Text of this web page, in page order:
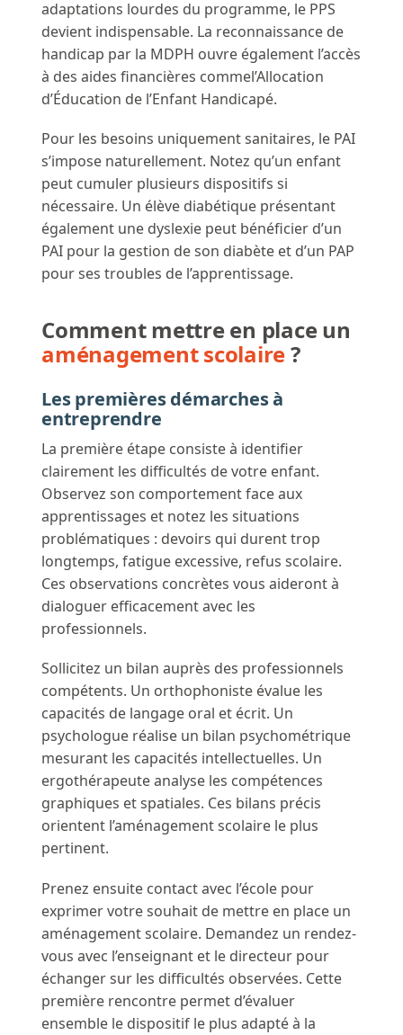
adaptations lourdes du programme, le PPS
devient indispensable. La reconnaissance de
handicap par la MDPH ouvre également l’accès
à des aides financières commel’Allocation
d’Éducation de l’Enfant Handicapé.
Pour les besoins uniquement sanitaires, le PAI
s’impose naturellement. Notez qu’un enfant
peut cumuler plusieurs dispositifs si
nécessaire. Un élève diabétique présentant
également une dyslexie peut bénéficier d’un
PAI pour la gestion de son diabète et d’un PAP
pour ses troubles de l’apprentissage.
Comment mettre en place un
aménagement scolaire?
Les premières démarches à
entreprendre
La première étape consiste à identifier
clairement les difficultés de votre enfant.
Observez son comportement face aux
apprentissages et notez les situations
problématiques : devoirs qui durent trop
longtemps, fatigue excessive, refus scolaire.
Ces observations concrètes vous aideront à
dialoguer efficacement avec les
professionnels.
Sollicitez un bilan auprès des professionnels
compétents. Un orthophoniste évalue les
capacités de langage oral et écrit. Un
psychologue réalise un bilan psychométrique
mesurant les capacités intellectuelles. Un
ergothérapeute analyse les compétences
graphiques et spatiales. Ces bilans précis
orientent l’aménagement scolaire le plus
pertinent.
Prenez ensuite contact avec l’école pour
exprimer votre souhait de mettre en place un
aménagement scolaire. Demandez un rendez-
vous avec l’enseignant et le directeur pour
échanger sur les difficultés observées. Cette
première rencontre permet d’évaluer
ensemble le dispositif le plus adapté à la